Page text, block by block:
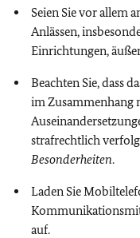
Seien Sie vor allem
Anlässen,
Einrichtungen,
Beachten Sie, dass
im Zusammenhang
strafrechtlich
Besonderheiten.
Laden Sie
auf.